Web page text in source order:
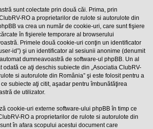
sunt colectate prin două căi. Prima, prin
RO a proprietarilor de rulote si autorulote din
va crea un număr de cookie-uri, care sunt fişiere
în fişierele temporare al browserului
Primele două cookie-uri conţin un identificator
id”) şi un identificator al sesiunii anonime (denumit
dumneavoastră de software-ul phpBB. Un al
odată ce aţi deschis subiecte din „Asociatia ClubRV-
si autorulote din România” şi este folosit pentru a
subiecte aţi citit, aşadar pentru îmbunătăţirea
de utilizator.
cookie-uri externe software-ului phpBB în timp ce
RO a proprietarilor de rulote si autorulote din
în afara scopului acestui document care